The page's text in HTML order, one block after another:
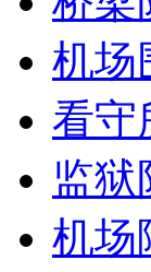
机场
看守
监狱
机场